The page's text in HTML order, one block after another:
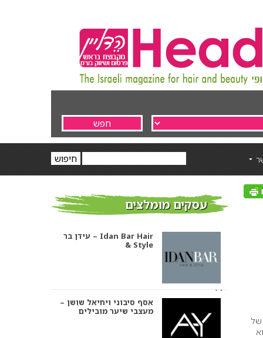
של
עסקים מומלצים
עידן בר – Idan Bar Hair
& Style
אסף סיבוני ויחיאל שושן –
מעצבי שיער מובילים